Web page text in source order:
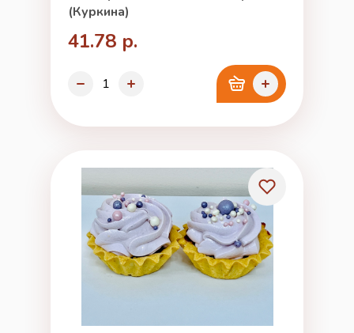
(Куркина)
41.78 р.